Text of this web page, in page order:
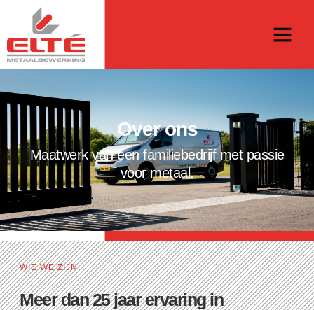
Over ons
Maatwerk van een familiebedrijf met passie
voor metaal.
WIE WE ZIJN.
Meer dan 25 jaar ervaring in